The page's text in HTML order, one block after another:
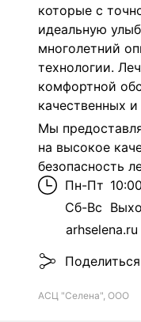
которые с
идеальную
многолетний
технологии.
комфортной
качественных
Мы
на высокое
безопасность
Пн-Пт
Сб-Вс
arhselena.ru
Поделиться
АСЦ "Селена", ООО